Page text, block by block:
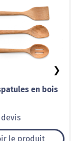
en bois
le produit
❯